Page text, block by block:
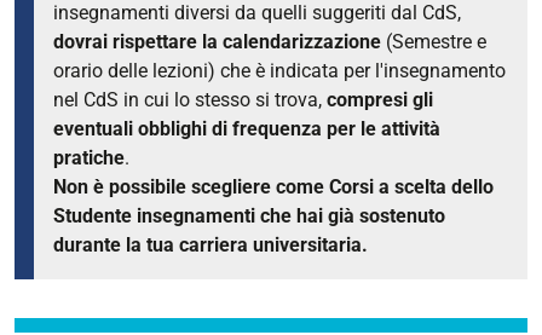
insegnamenti diversi da quelli suggeriti dal CdS,
dovrai rispettare la calendarizzazione (Semestre e
orario delle lezioni) che è indicata per l'insegnamento
nel CdS in cui lo stesso si trova, compresi gli
eventuali obblighi di frequenza per le attività
pratiche.
Non è possibile scegliere come Corsi a scelta dello
Studente insegnamenti che hai già sostenuto
durante la tua carriera universitaria.